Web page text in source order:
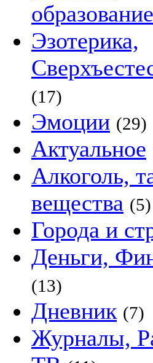
образование
Эзотерика,
(17)
Эмоции (29)
Актуальное
Алкоголь,
вещества (5)
Города и
Деньги,
(13)
Дневник (7)
Журналы,